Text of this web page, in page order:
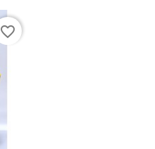
favorite_border